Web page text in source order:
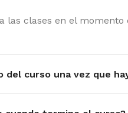
las clases en el
del curso una vez que